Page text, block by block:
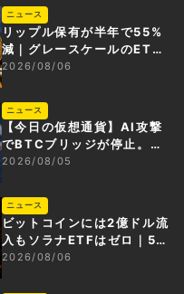
ニュース
リップル保有が半年で55%
減｜グレースケールのET
F、純資産1.6億ドル減
2026/08/06
ニュース
【今日の仮想通貨】AI攻撃
でBTCブリッジが停止。金
融庁が「暗号資産・ステー
2026/08/05
ニュース
ビットコインには2億ドル流
入もソラナETFはゼロ｜5営
業日連続で停止
2026/08/06